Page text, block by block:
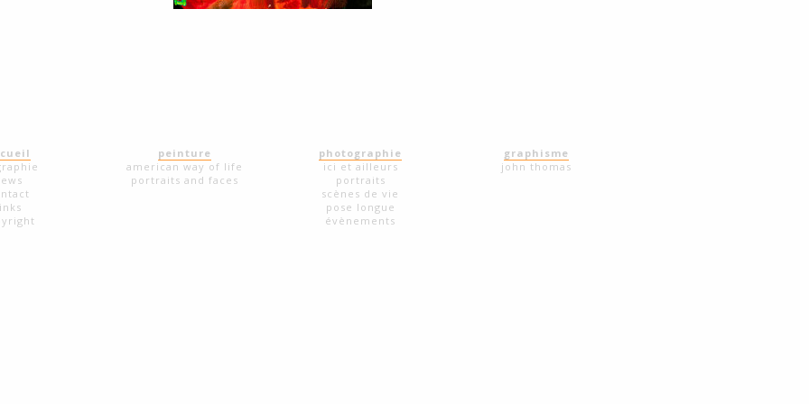
peinture
american way of life
portraits and faces
photographie
ici et ailleurs
portraits
scènes de vie
pose longue
évènements
graphisme
john thomas